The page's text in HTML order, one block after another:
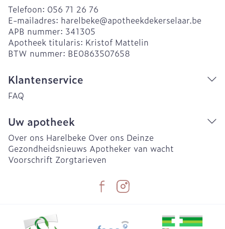
Telefoon: 056 71 26 76
E-mailadres: harelbeke@apotheekdekerselaar.be
APB nummer: 341305
Apotheek titularis: Kristof Mattelin
BTW nummer: BE0863507658
Klantenservice
FAQ
Uw apotheek
Over ons Harelbeke Over ons Deinze
Gezondheidsnieuws Apotheker van wacht
Voorschrift Zorgtarieven